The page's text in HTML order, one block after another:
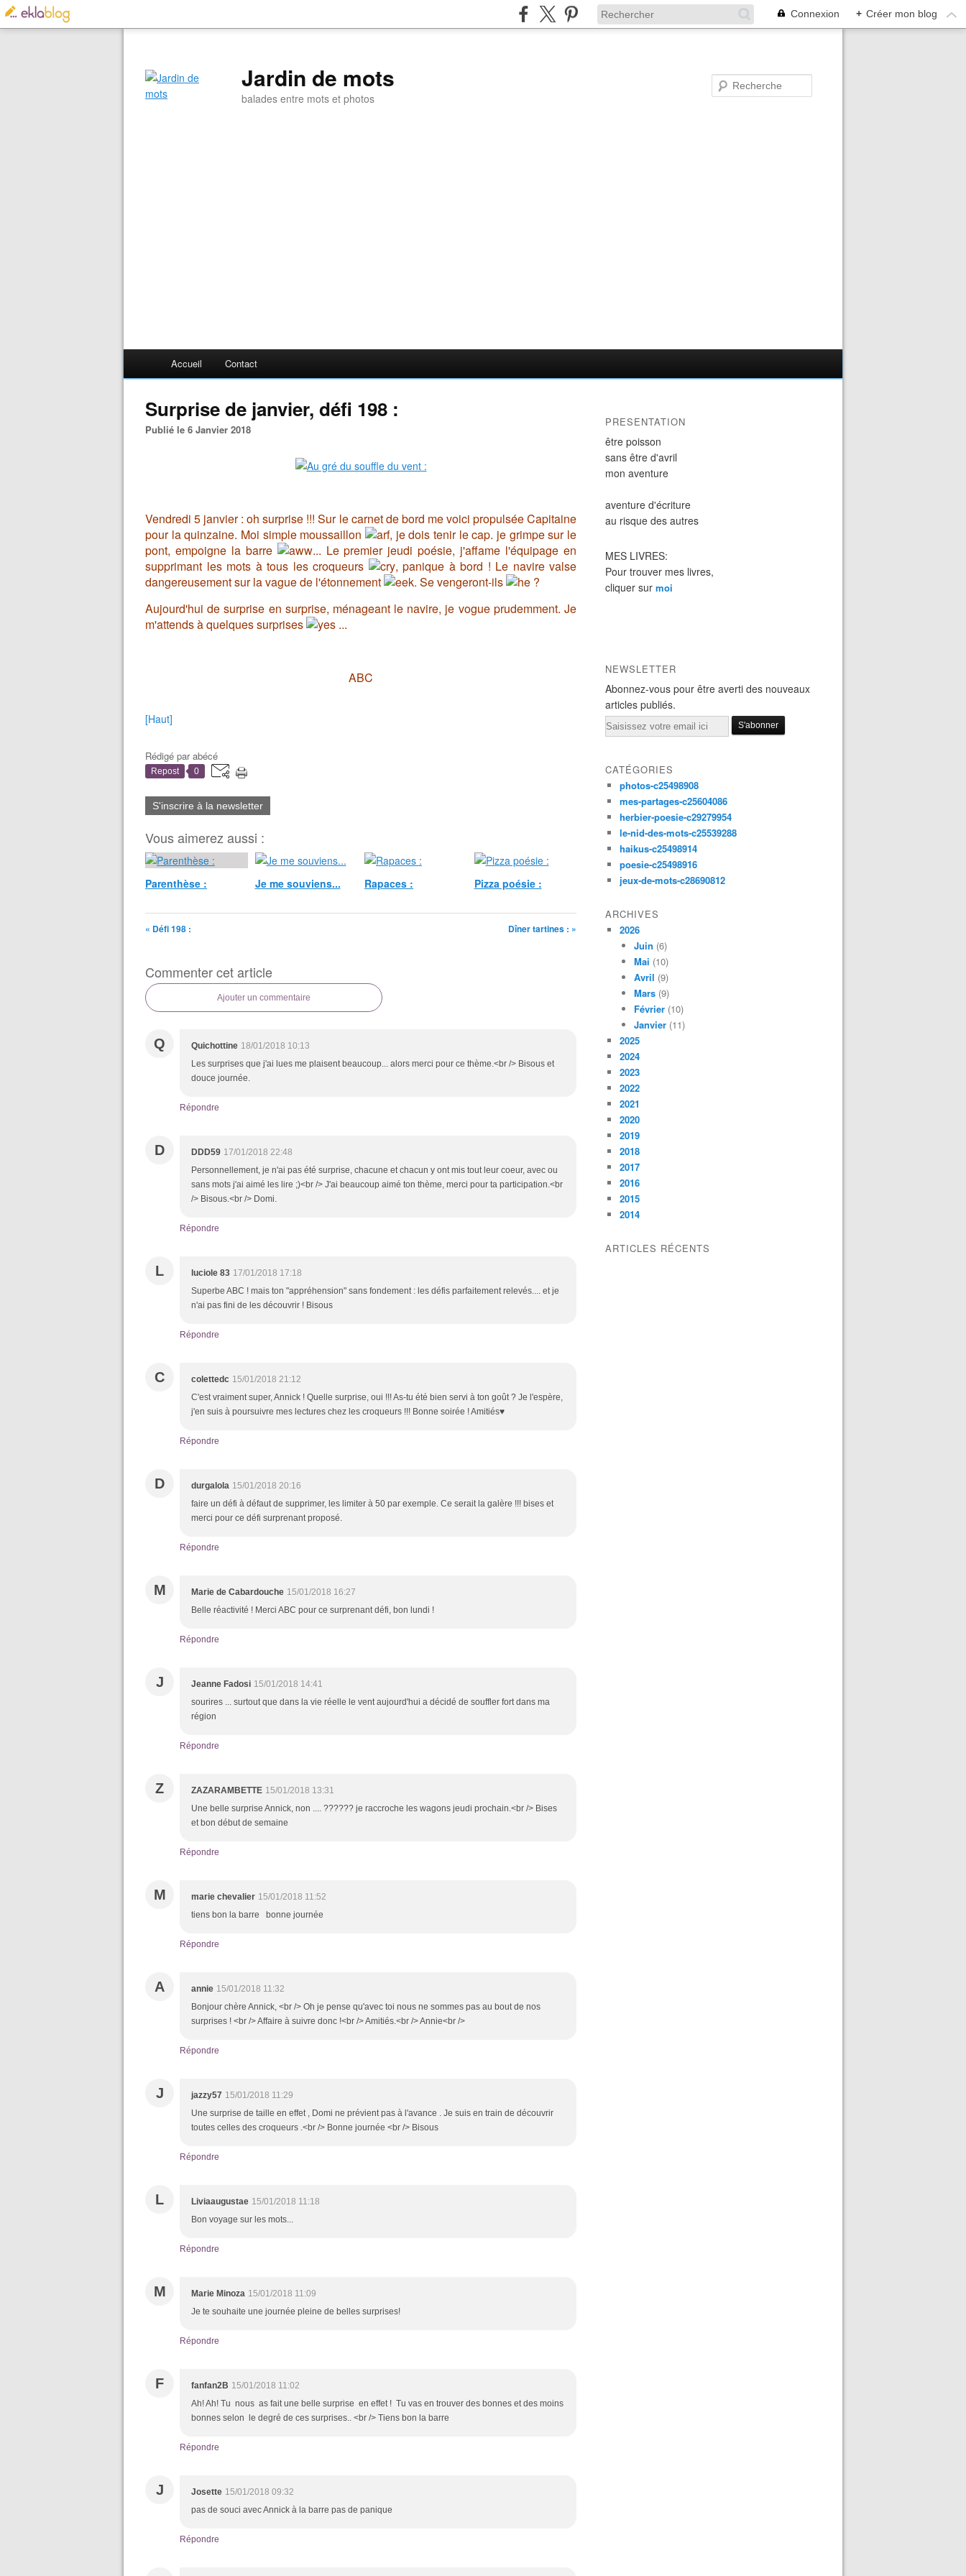
Connexion + Créer mon blog
Jardin de mots
balades entre mots et photos
Accueil Contact
Surprise de janvier, défi 198 :
Publié le 6 Janvier 2018
Vendredi 5 janvier : oh surprise !!! Sur le carnet de bord me voici propulsée Capitaine
pour la quinzaine. Moi simple moussaillon
, je dois tenir le cap. je grimpe sur le
pont, empoigne la barre
... Le premier jeudi poésie, j'affame l'équipage en
supprimant les mots à tous les croqueurs
, panique à bord ! Le navire valse
dangereusement sur la vague de l'étonnement
. Se vengeront-ils
?
Aujourd'hui de surprise en surprise, ménageant le navire, je vogue prudemment. Je
m'attends à quelques surprises
...
ABC
[Haut]
Rédigé parabécé
Repost 0
S'inscrire à la newsletter
Vous aimerez aussi :
Parenthèse : Je me souviens... Rapaces : Pizza poésie :
« Défi 198 : Dîner tartines : »
Commenter cet article
Ajouter un commentaire
Q Quichottine 18/01/2018 10:13
Les surprises que j'ai lues me plaisent beaucoup... alors merci pour ce thème.<br /> Bisous et
douce journée.
Répondre
D DDD59 17/01/2018 22:48
Personnellement, je n'ai pas été surprise, chacune et chacun y ont mis tout leur coeur, avec ou
sans mots j'ai aimé les lire ;)<br /> J'ai beaucoup aimé ton thème, merci pour ta participation.<br
/> Bisous.<br /> Domi.
Répondre
L luciole 83 17/01/2018 17:18
Superbe ABC ! mais ton "appréhension" sans fondement : les défis parfaitement relevés.... et je
n'ai pas fini de les découvrir ! Bisous
Répondre
C colettedc 15/01/2018 21:12
C'est vraiment super, Annick ! Quelle surprise, oui !!! As-tu été bien servi à ton goût ? Je l'espère,
j'en suis à poursuivre mes lectures chez les croqueurs !!! Bonne soirée ! Amitiés♥
Répondre
D durgalola 15/01/2018 20:16
faire un défi à défaut de supprimer, les limiter à 50 par exemple. Ce serait la galère !!! bises et
merci pour ce défi surprenant proposé.
Répondre
M Marie de Cabardouche 15/01/2018 16:27
Belle réactivité ! Merci ABC pour ce surprenant défi, bon lundi !
Répondre
J Jeanne Fadosi 15/01/2018 14:41
sourires ... surtout que dans la vie réelle le vent aujourd'hui a décidé de souffler fort dans ma
région
Répondre
Z ZAZARAMBETTE 15/01/2018 13:31
Une belle surprise Annick, non .... ?????? je raccroche les wagons jeudi prochain.<br /> Bises
et bon début de semaine
Répondre
M marie chevalier 15/01/2018 11:52
tiens bon la barre bonne journée
Répondre
A annie 15/01/2018 11:32
Bonjour chère Annick, <br /> Oh je pense qu'avec toi nous ne sommes pas au bout de nos
surprises ! <br /> Affaire à suivre donc !<br /> Amitiés.<br /> Annie<br />
Répondre
J jazzy57 15/01/2018 11:29
Une surprise de taille en effet , Domi ne prévient pas à l'avance . Je suis en train de découvrir
toutes celles des croqueurs .<br /> Bonne journée <br /> Bisous
Répondre
L Liviaaugustae 15/01/2018 11:18
Bon voyage sur les mots...
Répondre
M Marie Minoza 15/01/2018 11:09
Je te souhaite une journée pleine de belles surprises!
Répondre
F fanfan2B 15/01/2018 11:02
Ah! Ah! Tu nous as fait une belle surprise en effet ! Tu vas en trouver des bonnes et des moins
bonnes selon le degré de ces surprises.. <br /> Tiens bon la barre
Répondre
J Josette 15/01/2018 09:32
pas de souci avec Annick à la barre pas de panique
Répondre
PRESENTATION
être poisson
sans être d'avril
mon aventure
aventure d'écriture
au risque des autres
MES LIVRES:
Pour trouver mes livres,
cliquer sur moi
NEWSLETTER
Abonnez-vous pour être averti des nouveaux
articles publiés.
Email
CATÉGORIES
photos-c25498908
mes-partages-c25604086
herbier-poesie-c29279954
le-nid-des-mots-c25539288
haikus-c25498914
poesie-c25498916
jeux-de-mots-c28690812
ARCHIVES
2026
Juin (6)
Mai (10)
Avril (9)
Mars (9)
Février (10)
Janvier (11)
2025
2024
2023
2022
2021
2020
2019
2018
2017
2016
2015
2014
ARTICLES RÉCENTS